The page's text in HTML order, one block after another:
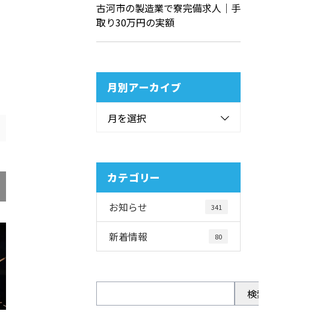
古河市の製造業で寮完備求人｜手
取り30万円の実額
月別アーカイブ
月を選択
カテゴリー
お知らせ 341
新着情報 80